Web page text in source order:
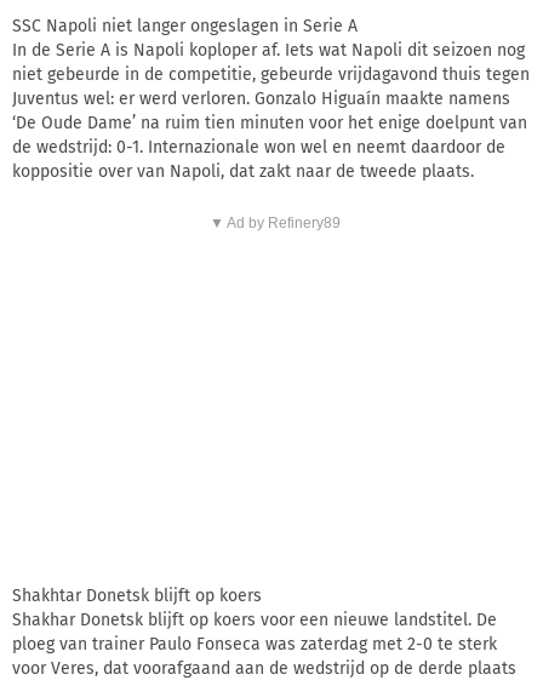
SSC Napoli niet langer ongeslagen in Serie A
In de Serie A is Napoli koploper af. Iets wat Napoli dit seizoen nog
niet gebeurde in de competitie, gebeurde vrijdagavond thuis tegen
Juventus wel: er werd verloren. Gonzalo Higuaín maakte namens
‘De Oude Dame’ na ruim tien minuten voor het enige doelpunt van
de wedstrijd: 0-1. Internazionale won wel en neemt daardoor de
koppositie over van Napoli, dat zakt naar de tweede plaats.
▼ Ad by Refinery89
Shakhtar Donetsk blijft op koers
Shakhar Donetsk blijft op koers voor een nieuwe landstitel. De
ploeg van trainer Paulo Fonseca was zaterdag met 2-0 te sterk
voor Veres, dat voorafgaand aan de wedstrijd op de derde plaats